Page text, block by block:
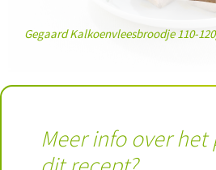
Gegaard Kalkoenvleesbroodje 110-
Meer info over